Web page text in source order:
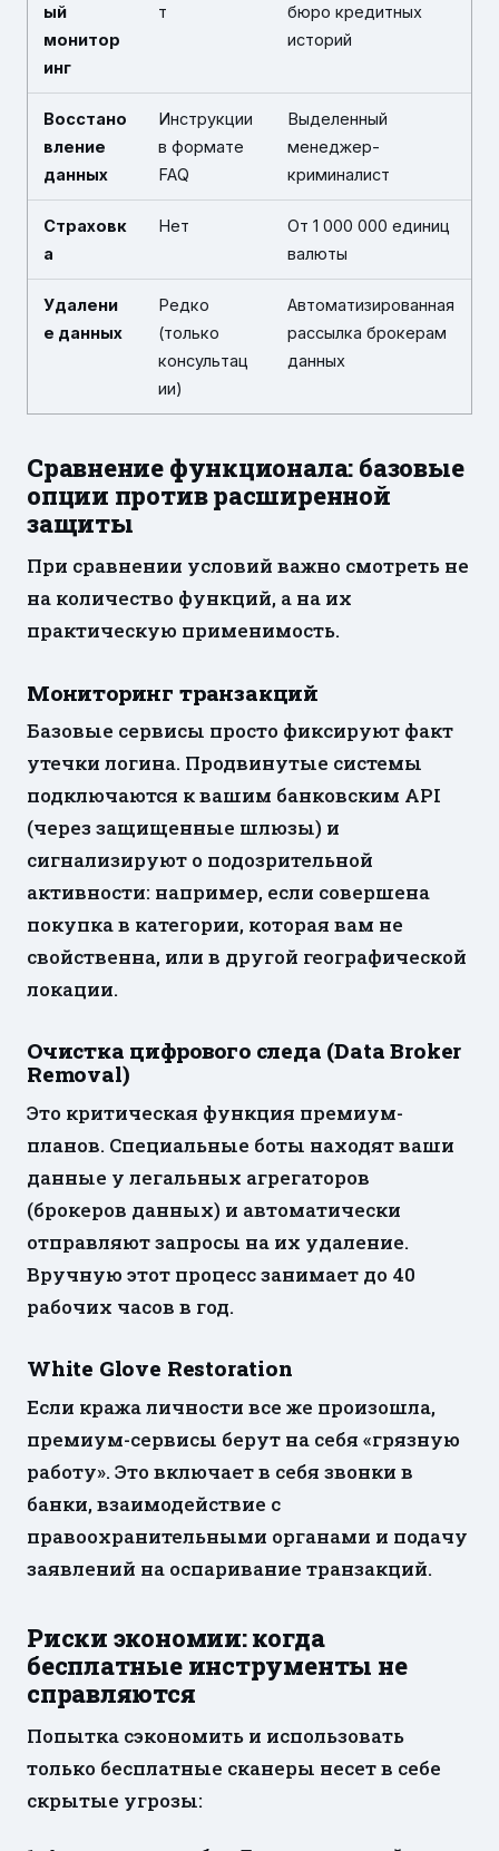
ый
монитор
инг
т
бюро кредитных
историй
Восстано
вление
данных
Инструкции
в формате
FAQ
Выделенный
менеджер-
криминалист
Страховк
а
Нет
От 1 000 000 единиц
валюты
Удалени
е данных
Редко
(только
консультац
ии)
Автоматизированная
рассылка брокерам
данных
Сравнение функционала: базовые
опции против расширенной
защиты
При сравнении условий важно смотреть не
на количество функций, а на их
практическую применимость.
Мониторинг транзакций
Базовые сервисы просто фиксируют факт
утечки логина. Продвинутые системы
подключаются к вашим банковским API
(через защищенные шлюзы) и
сигнализируют о подозрительной
активности: например, если совершена
покупка в категории, которая вам не
свойственна, или в другой географической
локации.
Очистка цифрового следа (Data Broker
Removal)
Это критическая функция премиум-
планов. Специальные боты находят ваши
данные у легальных агрегаторов
(брокеров данных) и автоматически
отправляют запросы на их удаление.
Вручную этот процесс занимает до 40
рабочих часов в год.
White Glove Restoration
Если кража личности все же произошла,
премиум-сервисы берут на себя «грязную
работу». Это включает в себя звонки в
банки, взаимодействие с
правоохранительными органами и подачу
заявлений на оспаривание транзакций.
Риски экономии: когда
бесплатные инструменты не
справляются
Попытка сэкономить и использовать
только бесплатные сканеры несет в себе
скрытые угрозы: